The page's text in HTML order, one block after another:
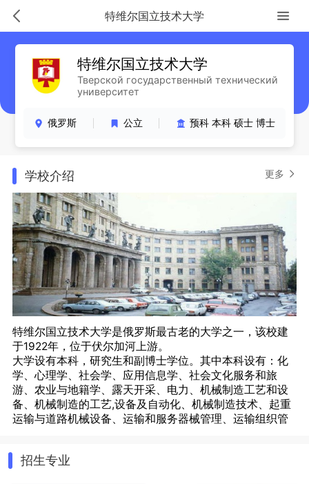
特维尔国立技术大学
特维尔国立技术大学
Тверской государственный технический
университет
俄罗斯 公立 预科 本科 硕士 博士
学校介绍 更多
特维尔国立技术大学是俄罗斯最古老的大学之一，该校建
于1922年，位于伏尔加河上游。
大学设有本科，研究生和副博士学位。其中本科设有：化
学、心理学、社会学、应用信息学、社会文化服务和旅
游、农业与地籍学、露天开采、电力、机械制造工艺和设
备、机械制造的工艺,设备及自动化、机械制造技术、起重
运输与道路机械设备、运输和服务器械管理、运输组织管
应用信息学、社会文化服务和旅游、农业与地籍学、露天
专业设置：
招生专业